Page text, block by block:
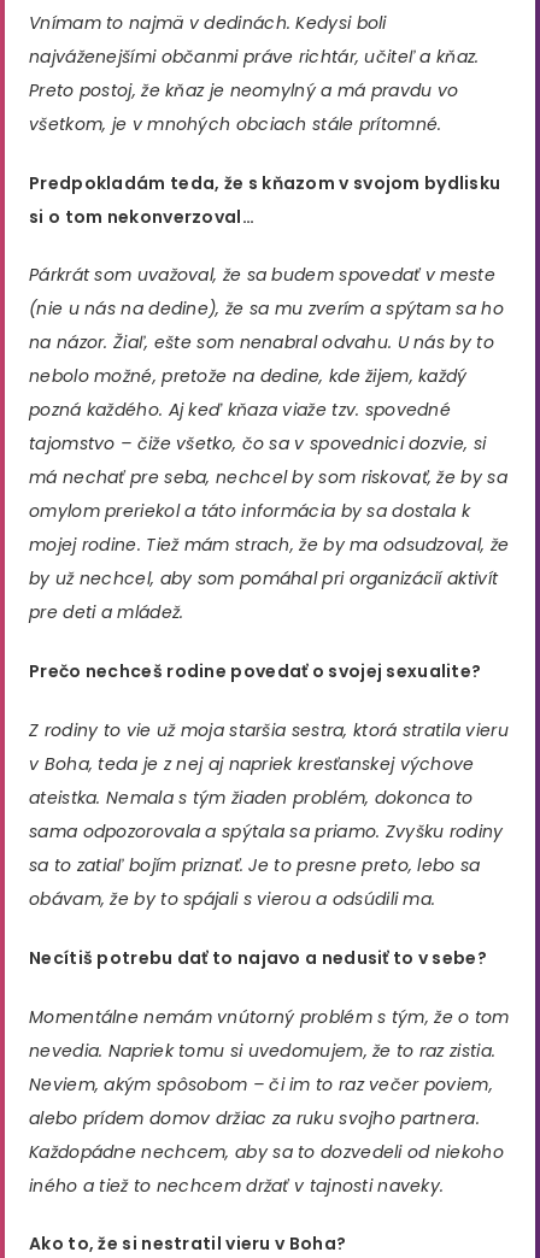
Vnímam to najmä v dedinách. Kedysi boli
najváženejšími občanmi práve richtár, učiteľ a kňaz.
Preto postoj, že kňaz je neomylný a má pravdu vo
všetkom, je v mnohých obciach stále prítomné.
Predpokladám teda, že s kňazom v svojom bydlisku
si o tom nekonverzoval…
Párkrát som uvažoval, že sa budem spovedať v meste
(nie u nás na dedine), že sa mu zverím a spýtam sa ho
na názor. Žiaľ, ešte som nenabral odvahu. U nás by to
nebolo možné, pretože na dedine, kde žijem, každý
pozná každého. Aj keď kňaza viaže tzv. spovedné
tajomstvo – čiže všetko, čo sa v spovednici dozvie, si
má nechať pre seba, nechcel by som riskovať, že by sa
omylom preriekol a táto informácia by sa dostala k
mojej rodine. Tiež mám strach, že by ma odsudzoval, že
by už nechcel, aby som pomáhal pri organizácií aktivít
pre deti a mládež.
Prečo nechceš rodine povedať o svojej sexualite?
Z rodiny to vie už moja staršia sestra, ktorá stratila vieru
v Boha, teda je z nej aj napriek kresťanskej výchove
ateistka. Nemala s tým žiaden problém, dokonca to
sama odpozorovala a spýtala sa priamo. Zvyšku rodiny
sa to zatiaľ bojím priznať. Je to presne preto, lebo sa
obávam, že by to spájali s vierou a odsúdili ma.
Necítiš potrebu dať to najavo a nedusiť to v sebe?
Momentálne nemám vnútorný problém s tým, že o tom
nevedia. Napriek tomu si uvedomujem, že to raz zistia.
Neviem, akým spôsobom – či im to raz večer poviem,
alebo prídem domov držiac za ruku svojho partnera.
Každopádne nechcem, aby sa to dozvedeli od niekoho
iného a tiež to nechcem držať v tajnosti naveky.
Ako to, že si nestratil vieru v Boha?